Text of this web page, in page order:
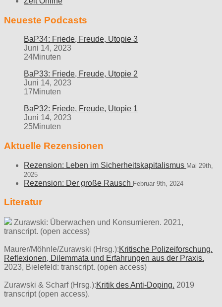
Neueste Podcasts
BaP34: Friede, Freude, Utopie 3
Juni 14, 2023
24Minuten
BaP33: Friede, Freude, Utopie 2
Juni 14, 2023
17Minuten
BaP32: Friede, Freude, Utopie 1
Juni 14, 2023
25Minuten
Aktuelle Rezensionen
Rezension: Leben im Sicherheitskapitalismus Mai 29th,
2025
Rezension: Der große Rausch Februar 9th, 2024
Literatur
Zurawski: Überwachen und Konsumieren. 2021,
transcript. (open access)
Maurer/Möhnle/Zurawski (Hrsg.):Kritische Polizeiforschung.
Reflexionen, Dilemmata und Erfahrungen aus der Praxis.
2023, Bielefeld: transcript. (open access)
Zurawski & Scharf (Hrsg.):Kritik des Anti-Doping. 2019
transcript (open access).